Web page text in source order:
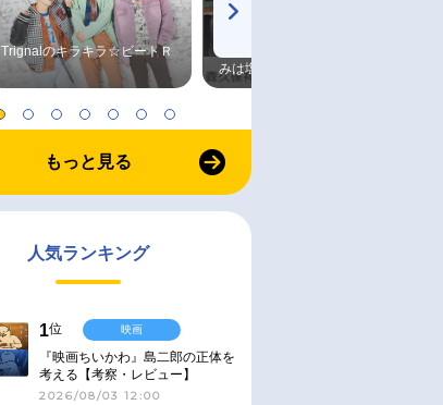
Trignalのキラキラ☆ビートＲ
みは塩だけ
もっと見る
人気ランキング
1位
『映画ちいかわ』島二郎の正体を
考える【考察・レビュー】
2026/08/03 12:00
映画